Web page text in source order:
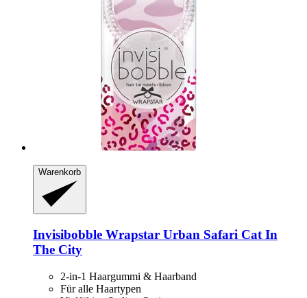
Warenkorb
Invisibobble Wrapstar Urban Safari Cat In
The City
2-in-1 Haargummi & Haarband
Für alle Haartypen